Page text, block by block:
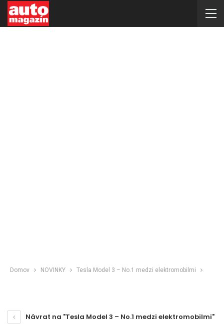
Domov NOVINKY Tesla Model 3 – No.1 medzi elektromobilmi
Návrat na "Tesla Model 3 – No.1 medzi elektromobilmi"